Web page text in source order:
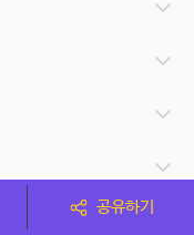
공유하기